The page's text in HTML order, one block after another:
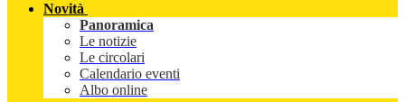
Novità
Panoramica
Le notizie
Le circolari
Calendario eventi
Albo online